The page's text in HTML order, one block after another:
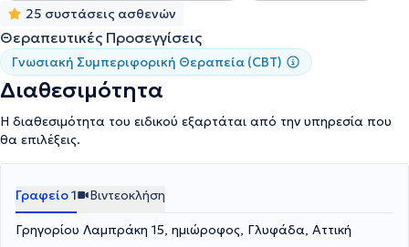
25 συστάσεις ασθενών
Θεραπευτικές Προσεγγίσεις
Γνωσιακή Συμπεριφορική Θεραπεία (CBT)
Διαθεσιμότητα
Η διαθεσιμότητα του ειδικού εξαρτάται από την υπηρεσία που
θα επιλέξεις.
Γραφείο 1 Βιντεοκλήση
Γρηγορίου Λαμπράκη 15, ημιώροφος, Γλυφάδα, Αττική